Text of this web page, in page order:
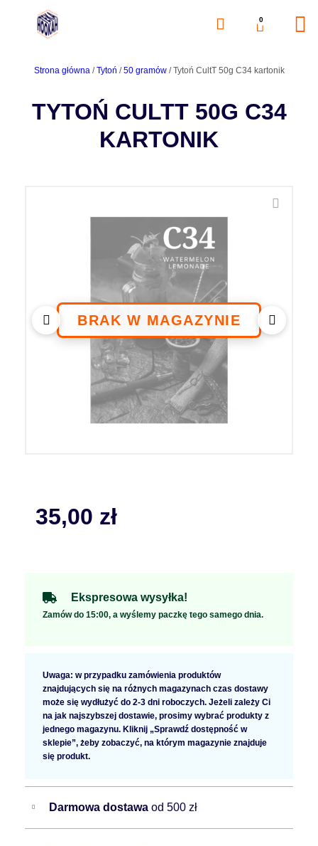
0
Strona główna/Tytoń /50 gramów/ Tytoń CultT 50g C34 kartonik
TYTOŃ CULTT 50G C34
KARTONIK
35,00 zł
Ekspresowa wysyłka!
Zamów do 15:00, a wyślemy paczkę tego samego dnia.
Uwaga: w przypadku zamówienia produktów
znajdujących się na różnych magazynach czas dostawy
może się wydłużyć do 2-3 dni roboczych. Jeżeli zależy Ci
na jak najszybszej dostawie, prosimy wybrać produkty z
jednego magazynu. Kliknij „Sprawdź dostępność w
sklepie”, żeby zobaczyć, na którym magazynie znajduje
się produkt.
Darmowa dostawa od 500 zł